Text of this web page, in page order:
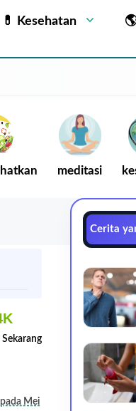
💊 Kesehatan
meditasi
Sekarang
Mei
Cerita